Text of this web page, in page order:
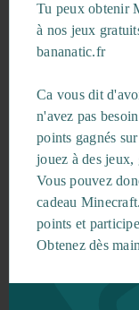
Tu peux obtenir
à nos jeux
bananatic.fr
Ca vous dit
n'avez pas
points gagnés
jouez à des jeux,
Vous pouvez
cadeau
points et
Obtenez dès